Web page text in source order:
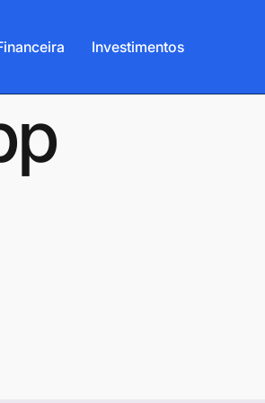
Investimentos